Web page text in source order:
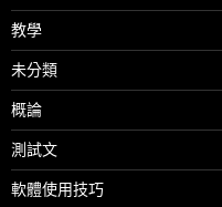
教學
未分類
概論
測試文
軟體使用技巧